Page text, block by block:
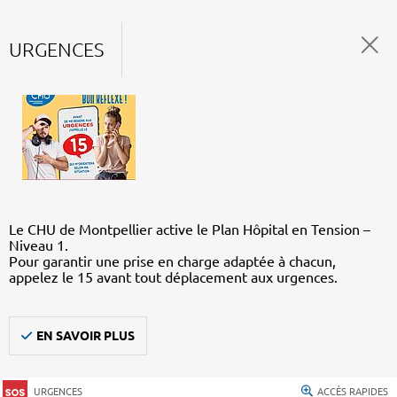
URGENCES
Le CHU de Montpellier active le Plan Hôpital en Tension –
Niveau 1.
Pour garantir une prise en charge adaptée à chacun,
appelez le 15 avant tout déplacement aux urgences.
EN SAVOIR PLUS
URGENCES ACCÈS RAPIDES